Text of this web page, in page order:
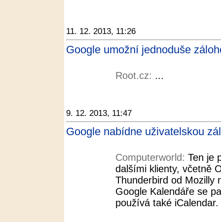
11. 12. 2013, 11:26
Google umožní jednoduše
Root.cz: ...
9. 12. 2013, 11:47
Google nabídne uživatelskou
Computerworld: Ten je
dalšími klienty, včetně
Thunderbird od Mozilly
Google Kalendáře se
používá také